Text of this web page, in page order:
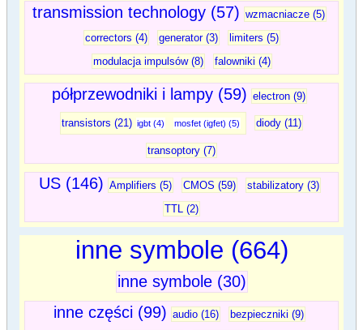
transmission technology (57) wzmacniacze (5)
correctors (4)
generator (3)
limiters (5)
modulacja impulsów (8)
falowniki (4)
półprzewodniki i lampy (59) electron (9)
transistors (21) igbt (4) mosfet (igfet) (5) diody (11)
transoptory (7)
US (146) Amplifiers (5) CMOS (59)
stabilizatory (3)
TTL (2)
inne symbole (664)
inne symbole (30)
inne części (99) audio (16)
bezpieczniki (9)